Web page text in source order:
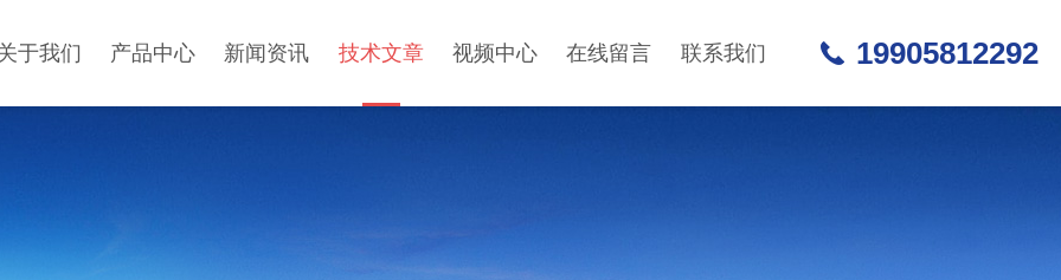
于我们 产品中心 新闻资讯 技术文章 视频中心 在线留言 联系我们 19905812292